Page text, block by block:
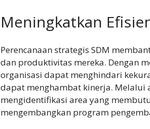
Meningkatkan
Perencanaan strategis SDM
dan produktivitas mereka. Dengan
organisasi dapat menghindari
dapat menghambat kinerja. Melalui
mengidentifikasi area yang
mengembangkan program